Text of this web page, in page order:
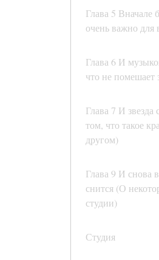
Глава 5
очень важно для
Глава 6 И
что не помешает
Глава 7 И
том, что такое
другом)
Глава 9 И снова
снится (О
студии)
Студия